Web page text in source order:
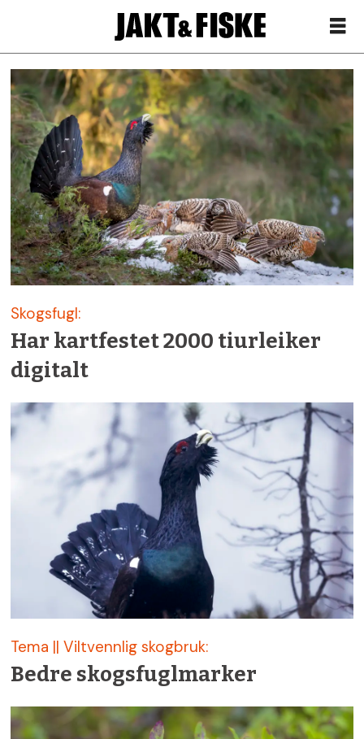
Siste
nytt
om
skogbruk
–
Jakt
&
Fiske
Skogsfugl:
Har kartfestet 2000 tiurleiker
digitalt
Tema || Viltvennlig skogbruk:
Bedre skogsfuglmarker